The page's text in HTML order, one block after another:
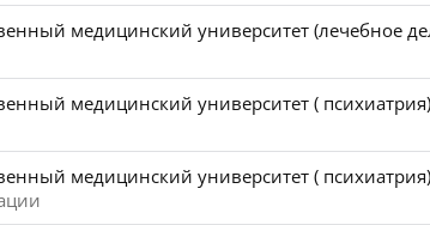
медицинский университет (лечебное
медицинский университет ( психиатрия)
медицинский университет ( психиатрия)